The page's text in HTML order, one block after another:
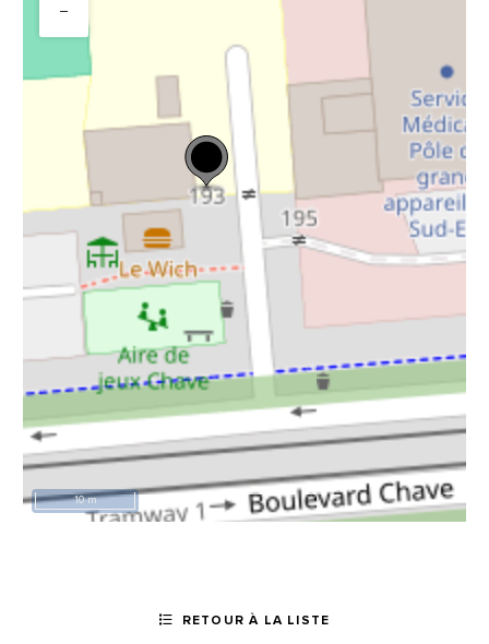
−
10 m
RETOUR À LA LISTE